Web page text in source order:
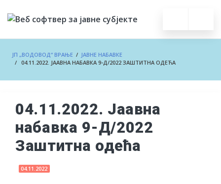
ЈП „ВОДОВОД“ ВРАЊЕ / ЈАВНЕ НАБАВКЕ
/ 04.11.2022. ЈААВНА НАБАВКА 9-Д/2022 ЗАШТИТНА ОДЕЋА
04.11.2022. Јаавна
набавка 9-Д/2022
Заштитна одећа
04.11.2022